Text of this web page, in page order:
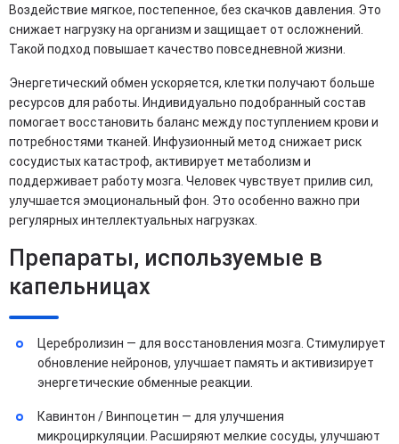
Воздействие мягкое, постепенное, без скачков давления. Это
снижает нагрузку на организм и защищает от осложнений.
Такой подход повышает качество повседневной жизни.
Энергетический обмен ускоряется, клетки получают больше
ресурсов для работы. Индивидуально подобранный состав
помогает восстановить баланс между поступлением крови и
потребностями тканей. Инфузионный метод снижает риск
сосудистых катастроф, активирует метаболизм и
поддерживает работу мозга. Человек чувствует прилив сил,
улучшается эмоциональный фон. Это особенно важно при
регулярных интеллектуальных нагрузках.
Препараты, используемые в
капельницах
Церебролизин — для восстановления мозга. Стимулирует
обновление нейронов, улучшает память и активизирует
энергетические обменные реакции.
Кавинтон / Винпоцетин — для улучшения
микроциркуляции. Расширяют мелкие сосуды, улучшают